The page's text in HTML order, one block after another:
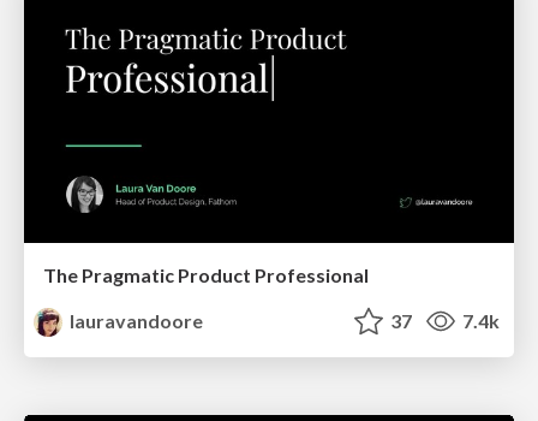
The Pragmatic Product Professional
lauravandoore
37 7.4k